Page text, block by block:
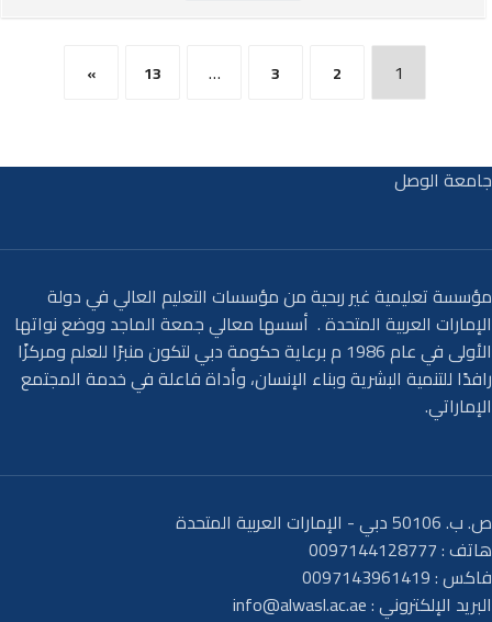
1
2
3
…
13
»
جامعة الوصل
مؤسسة تعليمية غير ربحية من مؤسسات التعليم العالي في دولة
الإمارات العربية المتحدة . أسسها معالي جمعة الماجد ووضع نواتها
الأولى في عام 1986 م برعاية حكومة دبي لتكون منبرًا للعلم ومركزًا
رافدًا للتنمية البشرية وبناء الإنسان، وأداة فاعلة في خدمة المجتمع
الإماراتي.
ص. ب. 50106 دبي - الإمارات العربية المتحدة
هاتف : 0097144128777
فاكس : 0097143961419
البريد الإلكتروني :info@alwasl.ac.ae